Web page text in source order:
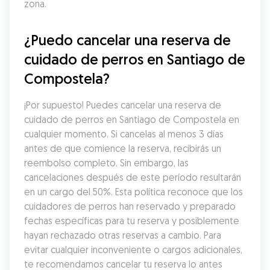
zona.
¿Puedo cancelar una reserva de
cuidado de perros en Santiago de
Compostela?
¡Por supuesto! Puedes cancelar una reserva de
cuidado de perros en Santiago de Compostela en
cualquier momento. Si cancelas al menos 3 días
antes de que comience la reserva, recibirás un
reembolso completo. Sin embargo, las
cancelaciones después de este período resultarán
en un cargo del 50%. Esta política reconoce que los
cuidadores de perros han reservado y preparado
fechas específicas para tu reserva y posiblemente
hayan rechazado otras reservas a cambio. Para
evitar cualquier inconveniente o cargos adicionales,
te recomendamos cancelar tu reserva lo antes